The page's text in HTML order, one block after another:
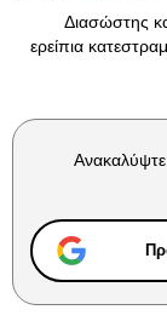
Διασώστης
ερείπια